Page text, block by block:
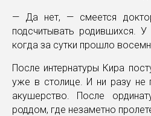
— Да нет, — смеется
подсчитывать родившихся.
когда за сутки прошло
После интернатуры Кира
уже в столице. И ни разу не
акушерство. После
роддом, где незаметно